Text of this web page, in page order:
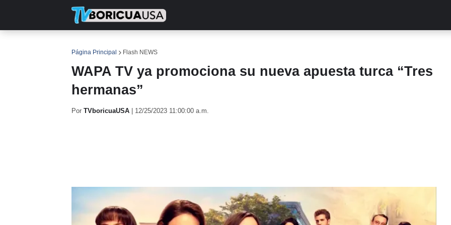
Página Principal Flash NEWS
WAPA TV ya promociona su nueva apuesta turca “Tres
hermanas”
Por TVboricuaUSA 12/25/2023 11:00:00 a.m.